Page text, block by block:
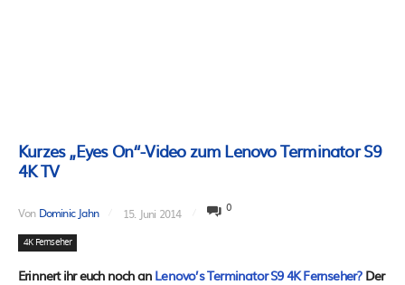
Kurzes „Eyes On“-Video zum Lenovo Terminator S9
4K TV
Von Dominic Jahn 15. Juni 2014 0
4K Fernseher
Erinnert ihr euch noch an Lenovo’s Terminator S9 4K Fernseher?Der